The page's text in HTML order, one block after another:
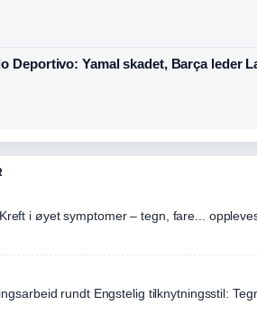
Deportivo: Yamal skadet, Barça leder
i øyet symptomer – tegn, fare...
rundt Engstelig tilknytningsstil: